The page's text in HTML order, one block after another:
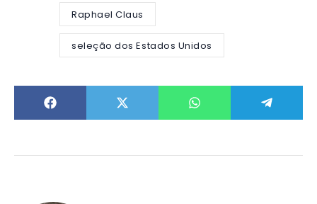
Raphael Claus
seleção dos Estados Unidos